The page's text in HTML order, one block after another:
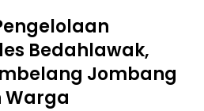
Bedahlawak,
Jombang
Warga